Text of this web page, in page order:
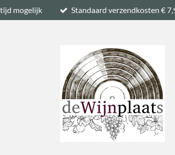
mogelijk Standaard verzendkosten €